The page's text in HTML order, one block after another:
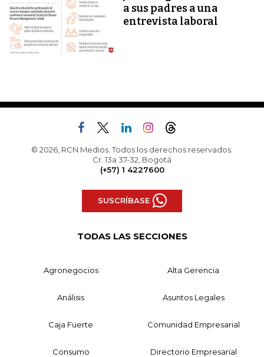
a sus padres a una
entrevista laboral
© 2026, RCN Medios. Todos los derechos reservados.
Cr. 13a 37-32, Bogotá
(+57) 1 4227600
SUSCRÍBASE
TODAS LAS SECCIONES
Agronegocios Alta Gerencia
Análisis Asuntos Legales
Caja Fuerte Comunidad Empresarial
Consumo Directorio Empresarial